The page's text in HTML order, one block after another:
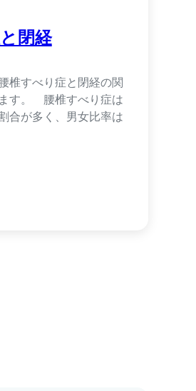
閉経
椎すべり症と閉経の関
す。 腰椎すべり症は
合が多く、男女比率は